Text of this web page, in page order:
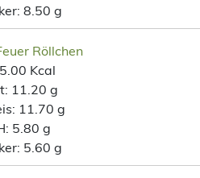
8.50 g
Röllchen
Kcal
11.20 g
11.70 g
5.80 g
5.60 g